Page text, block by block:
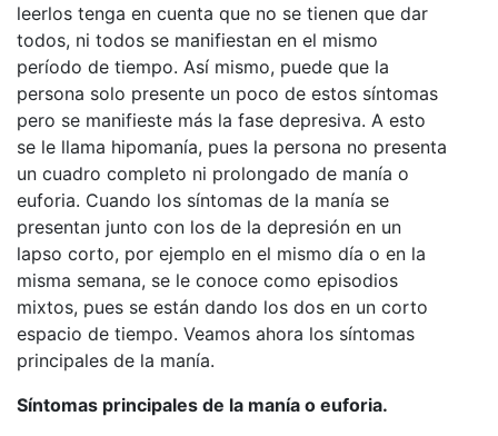
leerlos tenga en cuenta que no se tienen que dar
todos, ni todos se manifiestan en el mismo
período de tiempo. Así mismo, puede que la
persona solo presente un poco de estos síntomas
pero se manifieste más la fase depresiva. A esto
se le llama hipomanía, pues la persona no presenta
un cuadro completo ni prolongado de manía o
euforia. Cuando los síntomas de la manía se
presentan junto con los de la depresión en un
lapso corto, por ejemplo en el mismo día o en la
misma semana, se le conoce como episodios
mixtos, pues se están dando los dos en un corto
espacio de tiempo. Veamos ahora los síntomas
principales de la manía.
Síntomas principales de la manía o euforia.